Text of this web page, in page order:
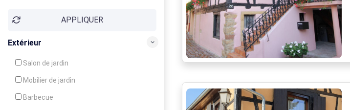
Balcon / Terrasse
APPLIQUER
Extérieur
Salon de jardin
Mobilier de jardin
Barbecue